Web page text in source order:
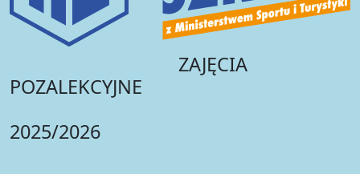
ZAJĘCIA
POZALEKCYJNE
2025/2026